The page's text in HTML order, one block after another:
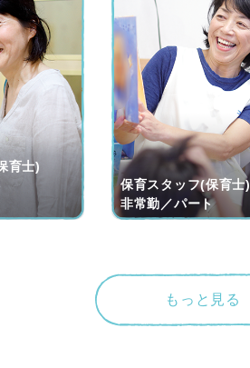
育士)
保育スタッフ(保育士)
非常勤／パート
もっと見る